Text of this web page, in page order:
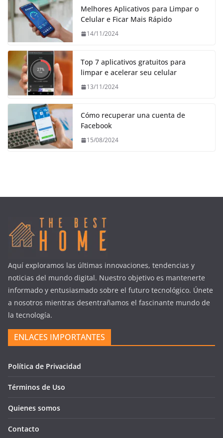
Melhores Aplicativos para Limpar o
Celular e Ficar Mais Rápido
14/11/2024
Top 7 aplicativos gratuitos para
limpar e acelerar seu celular
13/11/2024
Cómo recuperar una cuenta de
Facebook
15/08/2024
Aquí exploramos las últimas innovaciones, tendencias y
noticias del mundo digital. Nuestro objetivo es mantenerte
informado y entusiasmado sobre el futuro tecnológico. Únete
a nosotros mientras desentrañamos el fascinante mundo de
la tecnología.
ENLACES IMPORTANTES
Política de Privacidad
Términos de Uso
Quienes somos
Contacto